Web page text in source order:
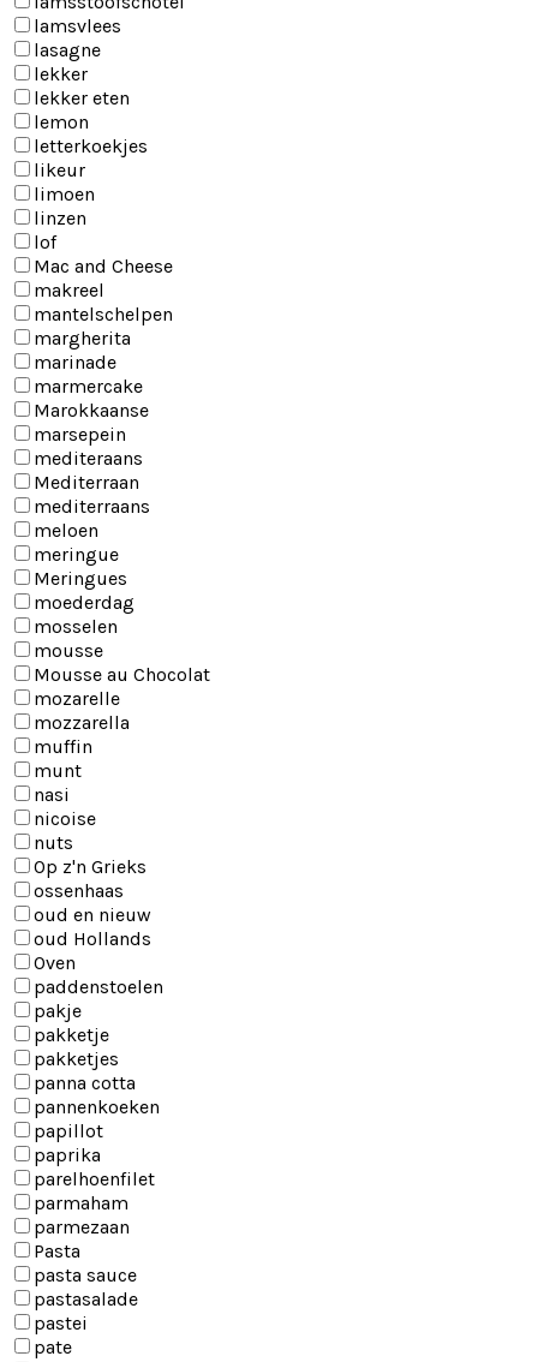
lamsvlees
lasagne
lekker
lekker eten
lemon
letterkoekjes
likeur
limoen
linzen
lof
Mac and Cheese
makreel
mantelschelpen
margherita
marinade
marmercake
Marokkaanse
marsepein
mediteraans
Mediterraan
mediterraans
meloen
meringue
Meringues
moederdag
mosselen
mousse
Mousse au Chocolat
mozarelle
mozzarella
muffin
munt
nasi
nicoise
nuts
Op z'n Grieks
ossenhaas
oud en nieuw
oud Hollands
Oven
paddenstoelen
pakje
pakketje
pakketjes
panna cotta
pannenkoeken
papillot
paprika
parelhoenfilet
parmaham
parmezaan
Pasta
pasta sauce
pastasalade
pastei
pate